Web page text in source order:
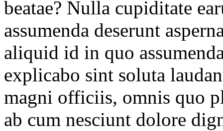
beatae? Nulla cupiditate
assumenda deserunt
aliquid id in quo
explicabo sint soluta
magni officiis, omnis quo
ab cum nesciunt dolore